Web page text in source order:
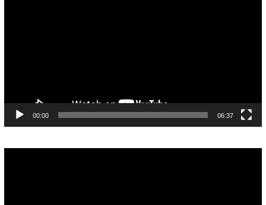
00:00 06:37